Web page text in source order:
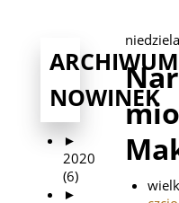
ARCHIWUM
NOWINEK
►
2020
(6)
►